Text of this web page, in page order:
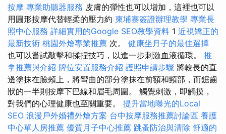
按摩 專業助聽器服務 皮膚的彈性也可以增加，這裡也可以
用圓形按摩代替輕柔的壓力約 柬埔寨簽證辦理教學 專業長
照中心服務 詳細實用的Google SEO教學資料 1 近視矯正的
最新技術 桃園外燴專業推薦 次。 健康坐月子的最佳選擇
也可以嘗試敲擊和揉捏技巧，以進一步刺激血液循環。 推
拿推薦與介紹 牌位安置服務介紹 護照申請步驟 將較長的直
邊塗抹在臉頰上，將彎曲的部分塗抹在前額和頸部，而鋸齒
狀的一半則按摩下巴線和眉毛周圍。 觸覺刺激，即觸摸，
對我們的心理健康也至關重要。 提升當地曝光的Local
SEO 浪漫戶外婚禮外燴方案 台中按摩服務推薦討論區 養護
中心單人房推薦 優質月子中心推薦 跳蚤防治與清除 舒適的